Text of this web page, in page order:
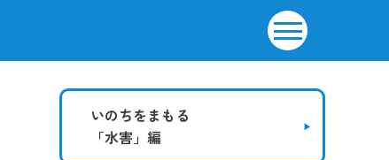
いのちをまもる
「水害」編